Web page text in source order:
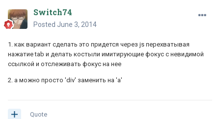
Switch74
Posted June 3, 2014
1. как вариант сделать это придется через js перехватывая
нажатие tab и делать костыли имитирующие фокус с невидимой
ссылкой и отслеживать фокус на нее
2. а можно просто 'div' заменить на 'a'
Quote